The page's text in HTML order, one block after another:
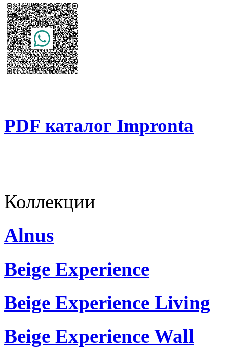
PDF каталог Impronta
Коллекции
Alnus
Beige Experience
Beige Experience Living
Beige Experience Wall